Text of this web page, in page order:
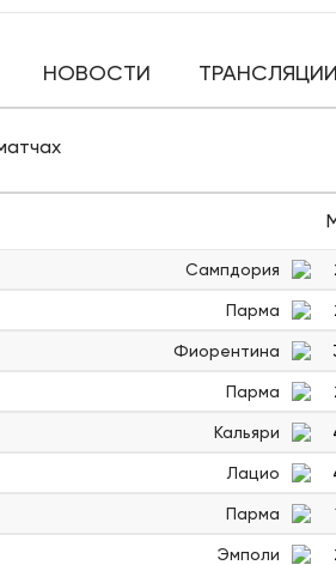
НОВОСТИ ТРАНСЛЯЦИИ
Сампдория
Парма
Фиорентина
Парма
Кальяри
Лацио
Парма
Эмполи